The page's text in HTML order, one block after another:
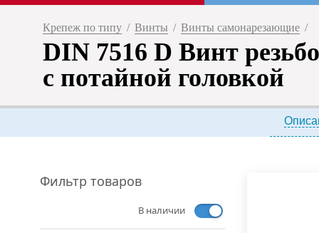
Крепеж по типу / Винты / Винты самонарезающие /
DIN 7516 D Винт
с потайной головкой
Фильтр товаров
В наличии